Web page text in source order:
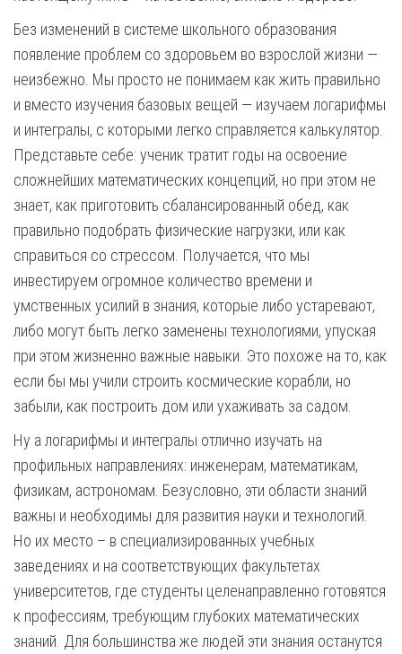
Без изменений в системе школьного образования
появление проблем со здоровьем во взрослой жизни —
неизбежно. Мы просто не понимаем как жить правильно
и вместо изучения базовых вещей — изучаем логарифмы
и интегралы, с которыми легко справляется калькулятор.
Представьте себе: ученик тратит годы на освоение
сложнейших математических концепций, но при этом не
знает, как приготовить сбалансированный обед, как
правильно подобрать физические нагрузки, или как
справиться со стрессом. Получается, что мы
инвестируем огромное количество времени и
умственных усилий в знания, которые либо устаревают,
либо могут быть легко заменены технологиями, упуская
при этом жизненно важные навыки. Это похоже на то, как
если бы мы учили строить космические корабли, но
забыли, как построить дом или ухаживать за садом.
Ну а логарифмы и интегралы отлично изучать на
профильных направлениях: инженерам, математикам,
физикам, астрономам. Безусловно, эти области знаний
важны и необходимы для развития науки и технологий.
Но их место – в специализированных учебных
заведениях и на соответствующих факультетах
университетов, где студенты целенаправленно готовятся
к профессиям, требующим глубоких математических
знаний. Для большинства же людей эти знания останутся